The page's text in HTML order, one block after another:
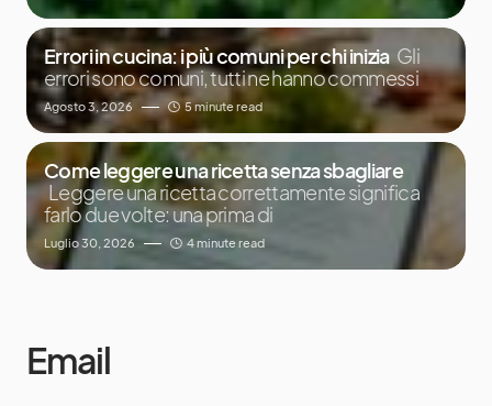
Errori in cucina: i più comuni per chi inizia Gli
errori sono comuni, tutti ne hanno commessi
Agosto 3, 2026 5 minute read
Come leggere una ricetta senza sbagliare
Leggere una ricetta correttamente significa
farlo due volte: una prima di
Luglio 30, 2026 4 minute read
Email